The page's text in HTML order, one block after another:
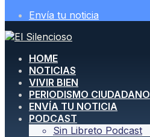
Envía tu noticia
HOME
NOTICIAS
VIVIR BIEN
PERIODISMO CIUDADANO
ENVÍA TU NOTICIA
PODCAST
Sin Libreto Podcast